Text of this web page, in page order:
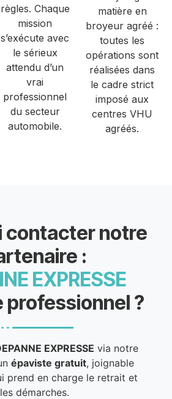
règles. Chaque
mission
s’exécute avec
le sérieux
attendu d’un
vrai
professionnel
du secteur
automobile.
matière en
broyeur agréé :
toutes les
opérations sont
réalisées dans
le cadre strict
imposé aux
centres VHU
agréés.
contacter notre
:
EXPRESSE
professionnel ?
EXPRESSE via notre
épaviste gratuit, joignable
prend en charge le retrait et
les démarches.